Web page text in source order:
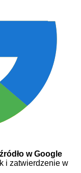
w Google
i zatwierdzenie w